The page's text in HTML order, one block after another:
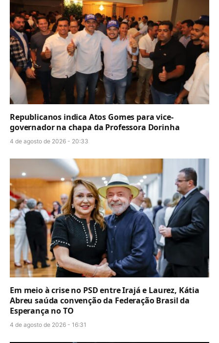
Republicanos indica Atos Gomes para vice-
governador na chapa da Professora Dorinha
4 de agosto de 2026 - 20:33
Em meio à crise no PSD entre Irajá e Laurez, Kátia
Abreu saúda convenção da Federação Brasil da
Esperança no TO
4 de agosto de 2026 - 16:31